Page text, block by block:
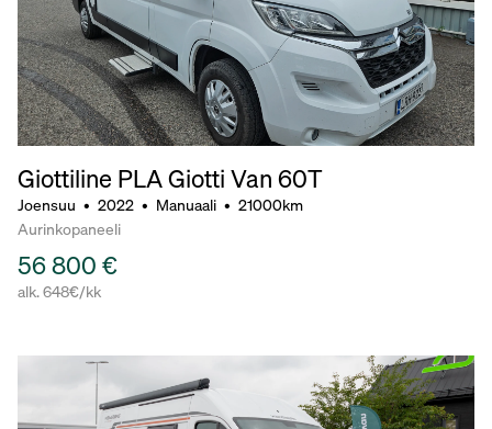
Giottiline PLA Giotti Van 60T
Joensuu • 2022 • Manuaali • 21000km
Aurinkopaneeli
56 800 €
alk. 648€/kk